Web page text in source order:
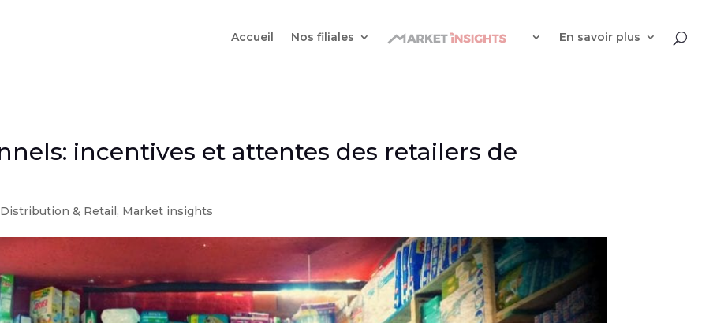
Accueil Nos filiales En savoir plus
incentives et attentes des retailers de
& Retail, Market insights